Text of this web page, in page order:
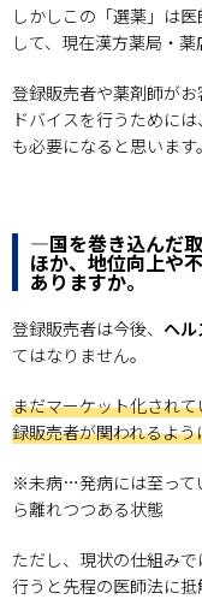
しかしこの「選薬」は
して、現在漢方薬局・薬
登録販売者や薬剤師が
ドバイスを行うために
も必要になると思います。
―国を巻き込んだ
ほか、地位向上や
ありますか。
登録販売者は今後、 ヘ
てはなりません。
まだマーケット化され
録販売者が関われるよ
※未病…発病には至って
ら離れつつある状態
ただし、現状の仕組み
行うと先程の医師法に抵